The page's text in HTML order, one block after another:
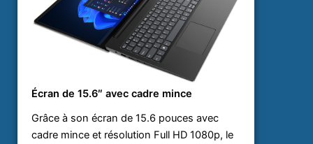
Écran de 15.6″ avec cadre mince
Grâce à son écran de 15.6 pouces avec
cadre mince et résolution Full HD 1080p, le